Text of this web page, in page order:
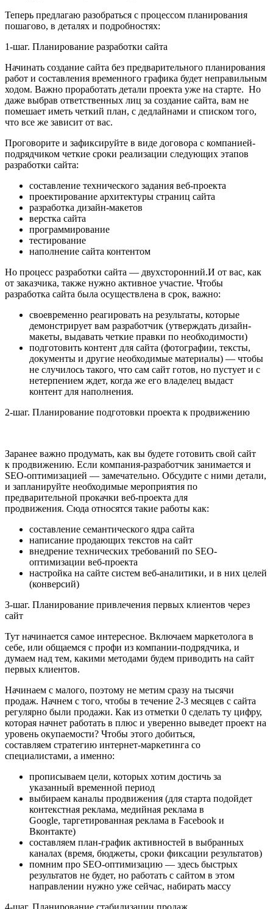
Теперь предлагаю разобраться с процессом планирования
пошагово, в деталях и подробностях:
1-шаг. Планирование разработки сайта
Начинать создание сайта без предварительного планирования
работ и составления временного графика будет неправильным
ходом. Важно проработать детали проекта уже на старте. Но
даже выбрав ответственных лиц за создание сайта, вам не
помешает иметь четкий план, с дедлайнами и списком того,
что все же зависит от вас.
Проговорите и зафиксируйте в виде договора с компанией-
подрядчиком четкие сроки реализации следующих этапов
разработки сайта:
составление технического задания веб-проекта
проектирование архитектуры страниц сайта
разработка дизайн-макетов
верстка сайта
программирование
тестирование
наполнение сайта контентом
Но процесс разработки сайта — двухсторонний.И от вас, как
от заказчика, также нужно активное участие. Чтобы
разработка сайта была осуществлена в срок, важно:
своевременно реагировать на результаты, которые
демонстрирует вам разработчик (утверждать дизайн-
макеты, выдавать четкие правки по необходимости)
подготовить контент для сайта (фотографии, тексты,
документы и другие необходимые материалы) — чтобы
не случилось такого, что сам сайт готов, но пустует и с
нетерпением ждет, когда же его владелец выдаст
контент для наполнения.
2-шаг. Планирование подготовки проекта к продвижению
Заранее важно продумать, как вы будете готовить свой сайт
к продвижению. Если компания-разработчик занимается и
SEO-оптимизацией — замечательно. Обсудите с ними детали,
и запланируйте необходимые мероприятия по
предварительной прокачки веб-проекта для
продвижения. Сюда относятся такие работы как:
составление семантического ядра сайта
написание продающих текстов на сайт
внедрение технических требований по SEO-
оптимизации веб-проекта
настройка на сайте систем веб-аналитики, и в них целей
(конверсий)
3-шаг. Планирование привлечения первых клиентов через
сайт
Тут начинается самое интересное. Включаем маркетолога в
себе, или общаемся с профи из компании-подрядчика, и
думаем над тем, какими методами будем приводить на сайт
первых клиентов.
Начинаем с малого, поэтому не метим сразу на тысячи
продаж. Начнем с того, чтобы в течение 2-3 месяцев с сайта
регулярно были продажи. Как из отметки 0 сделать ту цифру,
которая начнет работать в плюс и уверенно выведет проект на
уровень окупаемости? Чтобы этого добиться,
составляем стратегию интернет-маркетинга со
специалистами, а именно:
прописываем цели, которых хотим достичь за
указанный временной период
выбираем каналы продвижения (для старта подойдет
контекстная реклама, медийная реклама в
Google, таргетированная реклама в Facebook и
Вконтакте)
составляем план-график активностей в выбранных
каналах (время, бюджеты, сроки фиксации результатов)
помним про SEO-оптимизацию — здесь быстрых
результатов не будет, но работать с сайтом в этом
направлении нужно уже сейчас, набирать массу
4-шаг. Планирование стабилизации продаж